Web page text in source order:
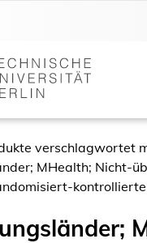
verschlagwortet
MHealth; Nicht-
kontrollierte